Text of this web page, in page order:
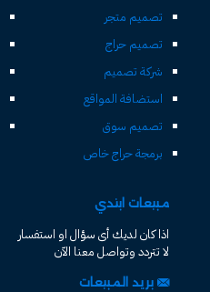
تصميم متجر
تصميم حراج
شركة تصميم
استضافة المواقع
تصميم سوق
برمجة حراج خاص
مبيعات ابتدي
اذا كان لديك أى سؤال او استفسار
لا تتردد وتواصل معنا الآن
بريد المبيعات